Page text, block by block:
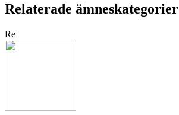
Relaterade ämneskategorier
Re